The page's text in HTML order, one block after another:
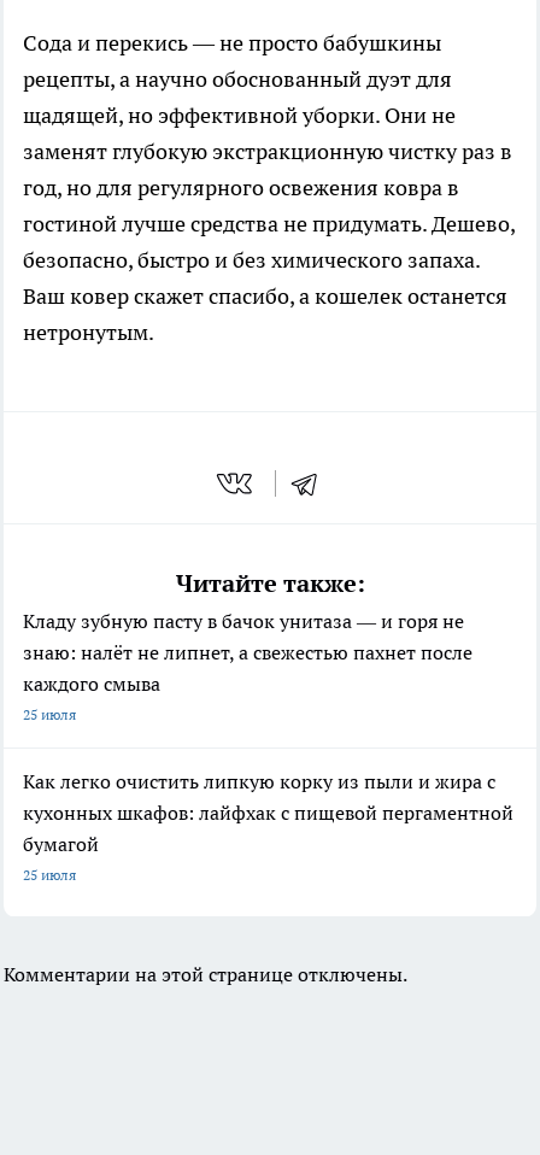
Сода и перекись — не просто бабушкины
рецепты, а научно обоснованный дуэт для
щадящей, но эффективной уборки. Они не
заменят глубокую экстракционную чистку раз в
год, но для регулярного освежения ковра в
гостиной лучше средства не придумать. Дешево,
безопасно, быстро и без химического запаха.
Ваш ковер скажет спасибо, а кошелек останется
нетронутым.
Читайте также:
Кладу зубную пасту в бачок унитаза — и горя не
знаю: налёт не липнет, а свежестью пахнет после
каждого смыва
25 июля
Как легко очистить липкую корку из пыли и жира с
кухонных шкафов: лайфхак с пищевой пергаментной
бумагой
25 июля
Комментарии на этой странице отключены.